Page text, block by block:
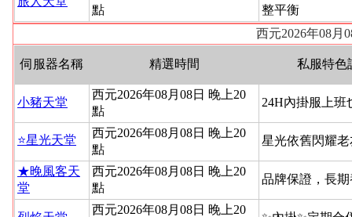
點
整平衡
西元2026年08月
伺服器名稱 精選時間 私服特色
小豬天堂
西元2026年08月08日 晚上20
點
24H內掛服上班
⭐️星光天堂
西元2026年08月08日 晚上20
點
星光依舊閃耀
★晚風客天
堂
西元2026年08月08日 晚上20
點
品牌保證，長
西元2026年08月08日 晚上20